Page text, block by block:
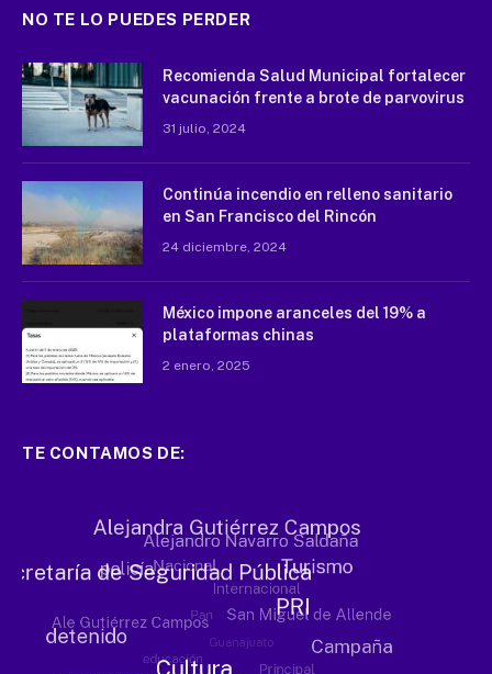
NO TE LO PUEDES PERDER
Recomienda Salud Municipal fortalecer
vacunación frente a brote de parvovirus
31 julio, 2024
Continúa incendio en relleno sanitario
en San Francisco del Rincón
24 diciembre, 2024
México impone aranceles del 19% a
plataformas chinas
2 enero, 2025
TE CONTAMOS DE: